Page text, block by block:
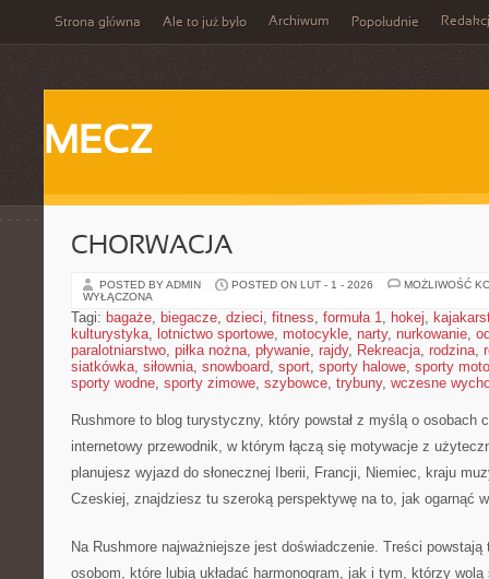
Strona główna Ale to już było Archiwum Popołudnie
MECZ
CHORWACJA
POSTED BY ADMIN POSTED ON LUT - 1 - 2026
MOŻLIWOŚĆ
WYŁĄCZONA
Tagi: bagaże, biegacze, dzieci, fitness, formuła 1, hokej,
kulturystyka, lotnictwo sportowe, motocykle, narty, nurkowanie,
paralotniarstwo, piłka nożna, pływanie, rajdy, Rekreacja, rodzina,
siatkówka, siłownia, snowboard, sport, sporty halowe, sporty
sporty wodne, sporty zimowe, szybowce, trybuny, wczesne
Rushmore to blog turystyczny, który powstał z myślą o osobach
internetowy przewodnik, w którym łączą się motywacje z
planujesz wyjazd do słonecznej Iberii, Francji, Niemiec, kraju
Czeskiej, znajdziesz tu szeroką perspektywę na to, jak ogarnąć
Na Rushmore najważniejsze jest doświadczenie. Treści
osobom, które lubią układać harmonogram, jak i tym, którzy